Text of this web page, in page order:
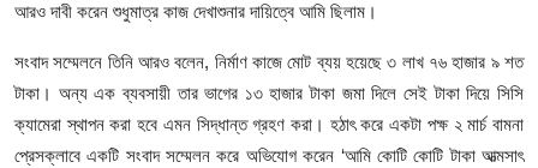
আরও দাবী করেন শুধুমাত্র কাজ দেখাশুনার দায়িত্বে আমি ছিলাম।
সংবাদ সম্মেলনে তিনি আরও বলেন, নির্মাণ কাজে মোট ব্যয় হয়েছে ৩ লাখ ৭৬ হাজার ৯ শত
টাকা। অন্য এক ব্যবসায়ী তার ভাগের ১৩ হাজার টাকা জমা দিলে সেই টাকা দিয়ে সিসি
ক্যামেরা স্থাপন করা হবে এমন সিদ্ধান্ত গ্রহণ করা। হঠাৎ করে একটা পক্ষ ২ মার্চ বামনা
প্রেসক্লাবে একটি সংবাদ সম্মেলন করে অভিযোগ করেন ‘আমি কোটি কোটি টাকা আত্মসাৎ